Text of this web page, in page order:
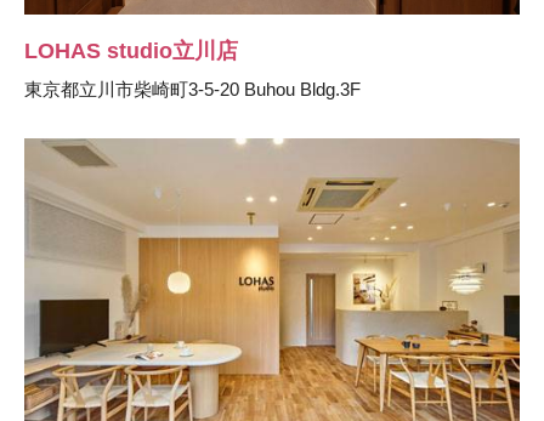
LOHAS studio立川店
東京都立川市柴崎町3-5-20 Buhou Bldg.3F